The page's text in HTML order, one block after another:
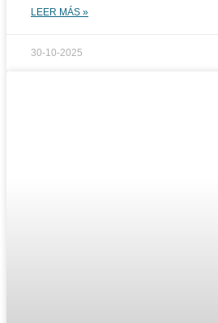
LEER MÁS »
30-10-2025